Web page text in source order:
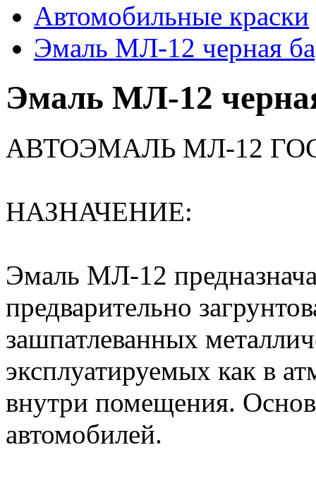
Автомобильные краски
Эмаль МЛ-12 черная
Эмаль МЛ-12
АВТОЭМАЛЬ МЛ-12
НАЗНАЧЕНИЕ:
Эмаль МЛ-12
предварительно
зашпатлеванных
эксплуатируемых как в
внутри помещения.
автомобилей.